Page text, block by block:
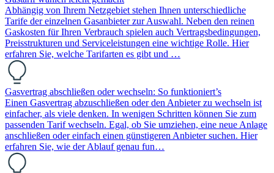
Abhängig von Ihrem Netzgebiet stehen Ihnen unterschiedliche
Tarife der einzelnen Gasanbieter zur Auswahl. Neben den reinen
Gaskosten für Ihren Verbrauch spielen auch Vertragsbedingungen,
Preisstrukturen und Serviceleistungen eine wichtige Rolle. Hier
erfahren Sie, welche Tarifarten es gibt und …
Gasvertrag abschließen oder wechseln: So funktioniert’s
Einen Gasvertrag abzuschließen oder den Anbieter zu wechseln ist
einfacher, als viele denken. In wenigen Schritten können Sie zum
passenden Tarif wechseln. Egal, ob Sie umziehen, eine neue Anlage
anschließen oder einfach einen günstigeren Anbieter suchen. Hier
erfahren Sie, wie der Ablauf genau fun…